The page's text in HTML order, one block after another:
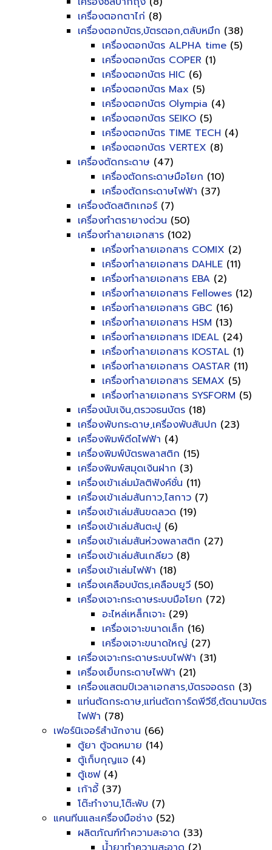
เครื่องตอกตาไก่ (8)
เครื่องตอกบัตร,บัตรตอก,ตลับหมึก (38)
เครื่องตอกบัตร ALPHA time (5)
เครื่องตอกบัตร COPER (1)
เครื่องตอกบัตร HIC (6)
เครื่องตอกบัตร Max (5)
เครื่องตอกบัตร Olympia (4)
เครื่องตอกบัตร SEIKO (5)
เครื่องตอกบัตร TIME TECH (4)
เครื่องตอกบัตร VERTEX (8)
เครื่องตัดกระดาษ (47)
เครื่องตัดกระดาษมือโยก (10)
เครื่องตัดกระดาษไฟฟ้า (37)
เครื่องตัดสติกเกอร์ (7)
เครื่องทำตรายางด่วน (50)
เครื่องทำลายเอกสาร (102)
เครื่องทำลายเอกสาร COMIX (2)
เครื่องทำลายเอกสาร DAHLE (11)
เครื่องทำลายเอกสาร EBA (2)
เครื่องทำลายเอกสาร Fellowes (12)
เครื่องทำลายเอกสาร GBC (16)
เครื่องทำลายเอกสาร HSM (13)
เครื่องทำลายเอกสาร IDEAL (24)
เครื่องทำลายเอกสาร KOSTAL (1)
เครื่องทำลายเอกสาร OASTAR (11)
เครื่องทำลายเอกสาร SEMAX (5)
เครื่องทำลายเอกสาร SYSFORM (5)
เครื่องนับเงิน,ตรวจธนบัตร (18)
เครื่องพับกระดาษ,เครื่องพับสันปก (23)
เครื่องพิมพ์ดีดไฟฟ้า (4)
เครื่องพิมพ์บัตรพลาสติก (15)
เครื่องพิมพ์สมุดเงินฝาก (3)
เครื่องเข้าเล่มมัลติฟังค์ชั่น (11)
เครื่องเข้าเล่มสันกาว,ไสกาว (7)
เครื่องเข้าเล่มสันขดลวด (19)
เครื่องเข้าเล่มสันตะปู (6)
เครื่องเข้าเล่มสันห่วงพลาสติก (27)
เครื่องเข้าเล่มสันเกลียว (8)
เครื่องเข้าเล่มไฟฟ้า (18)
เครื่องเคลือบบัตร,เคลือบยูวี (50)
เครื่องเจาะกระดาษระบบมือโยก (72)
อะไหล่เหล็กเจาะ (29)
เครื่องเจาะขนาดเล็ก (16)
เครื่องเจาะขนาดใหญ่ (27)
เครื่องเจาะกระดาษระบบไฟฟ้า (31)
เครื่องเย็บกระดาษไฟฟ้า (21)
เครื่องแสตมป์เวลาเอกสาร,บัตรจอดรถ (3)
แท่นตัดกระดาษ,แท่นตัดการ์ดพีวีซี,ตัดนามบัตร
ไฟฟ้า (78)
เฟอร์นิเจอร์สำนักงาน (66)
ตู้ยา ตู้จดหมาย (14)
ตู้เก็บกุญแจ (4)
ตู้เซฟ(4)
เก้าอี้ (37)
โต๊ะทำงาน,โต๊ะพับ (7)
แคนทีนและเครื่องมือช่าง (52)
ผลิตภัณฑ์ทำความสะอาด (33)